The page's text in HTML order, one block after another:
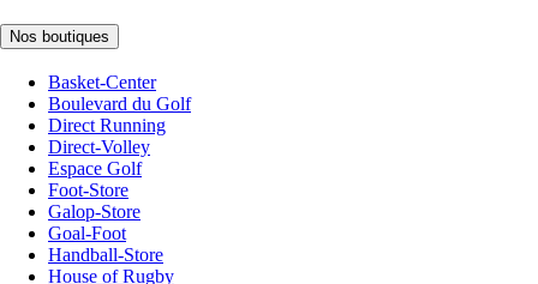
Nos boutiques
Basket-Center
Boulevard du Golf
Direct Running
Direct-Volley
Espace Golf
Foot-Store
Galop-Store
Goal-Foot
Handball-Store
House of Rugby